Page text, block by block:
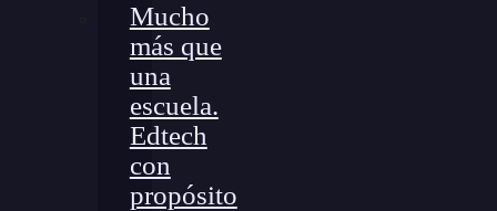
Mucho
más que
una
escuela.
Edtech
con
propósito